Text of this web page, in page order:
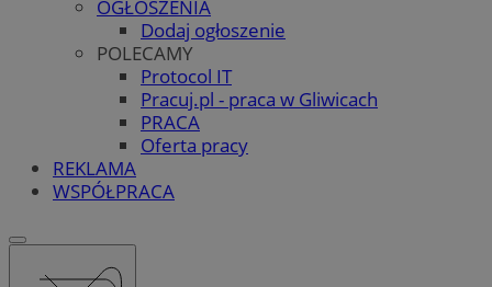
OGŁOSZENIA
Dodaj ogłoszenie
POLECAMY
Protocol IT
Pracuj.pl - praca w Gliwicach
PRACA
Oferta pracy
REKLAMA
WSPÓŁPRACA